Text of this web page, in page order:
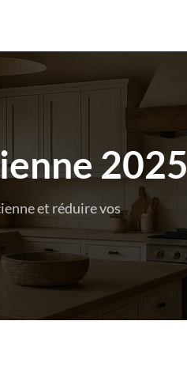
2025
et réduire vos